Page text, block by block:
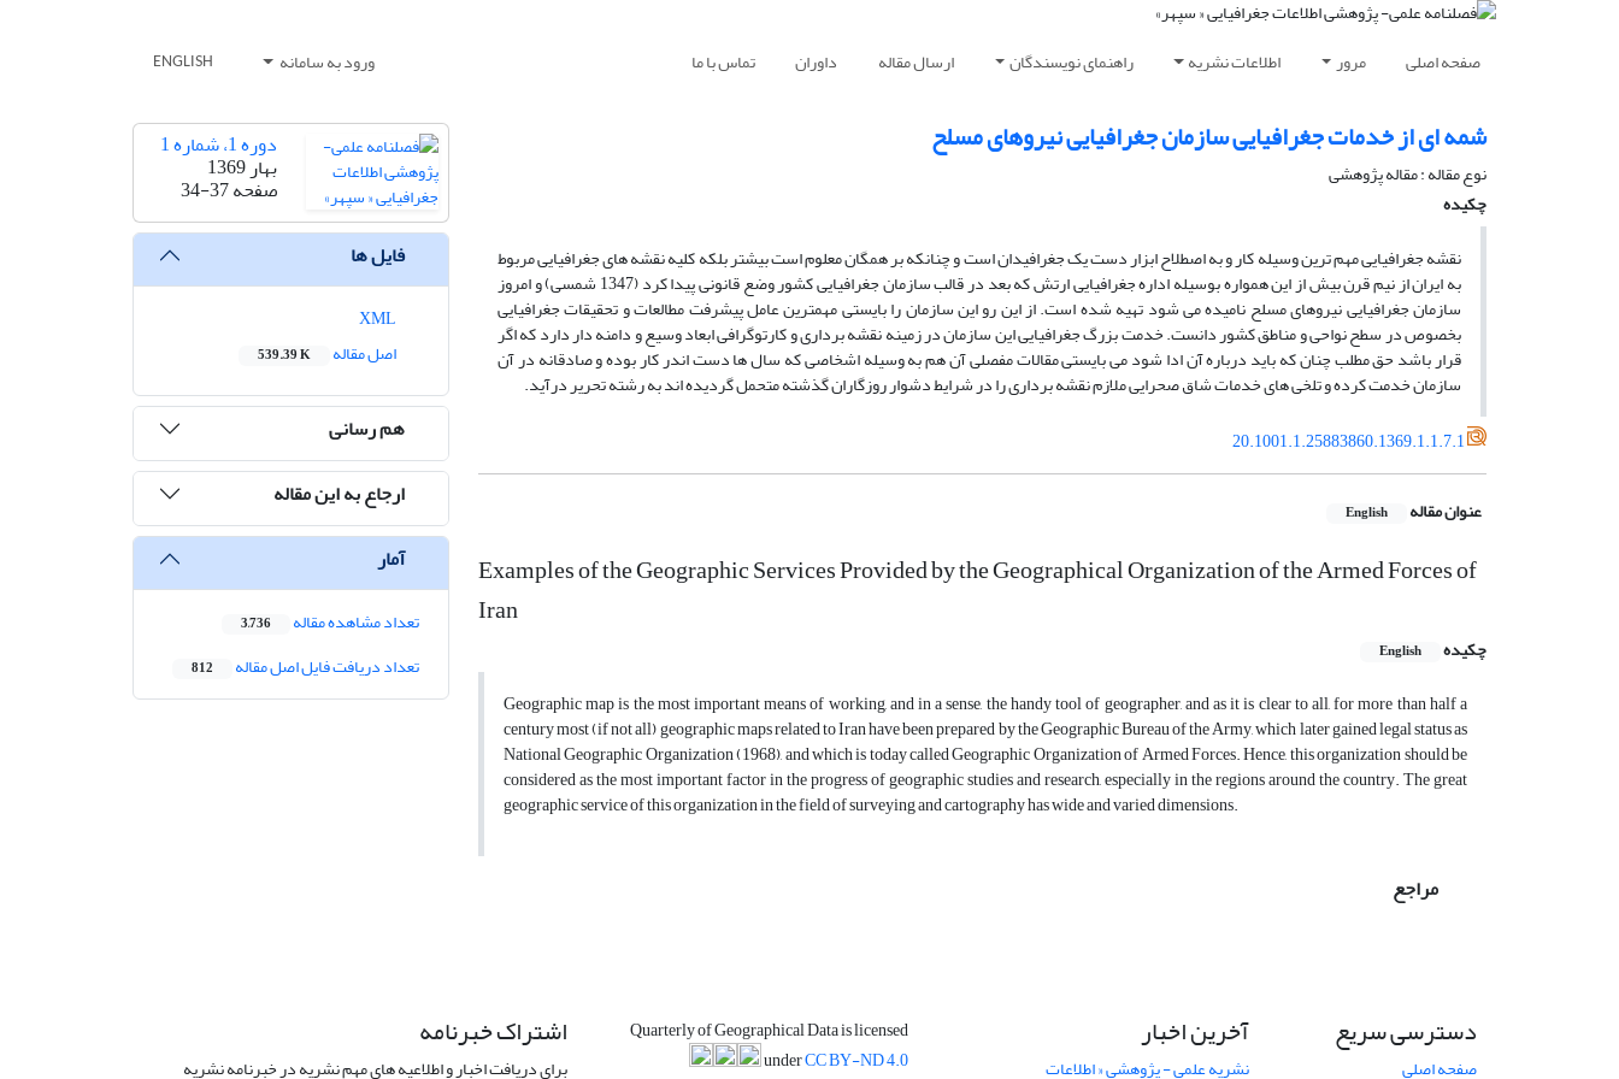
صفحه اصلی مرور اطلاعات نشریه راهنمای نویسندگان ارسال مقاله داوران تماس با ما ورود به سامانه ENGLISH
شمه ای از خدمات جغرافیایی سازمان جغرافیایی نیروهای مسلح
نوع مقاله : مقاله پژوهشی
چکیده
نقشه جغرافیایی مهم ترین وسیله کار و به اصطلاح ابزار دست یک جغرافیدان است و چنانکه بر همگان معلوم است بیشتر بلکه کلیه نقشه­ های جغرافیایی مربوط
به ایران از نیم قرن بیش از این همواره بوسیله اداره جغرافیایی ارتش که بعد در قالب سازمان جغرافیایی کشور وضع قانونی پیدا کرد (1347 شمسی) و امروز
سازمان جغرافیایی نیروهای مسلح نامیده می­ شود تهیه شده است. از این رو این سازمان را بایستی مهمترین عامل پیشرفت مطالعات و تحقیقات جغرافیایی
بخصوص در سطح نواحی و مناطق کشور دانست. خدمت بزرگ جغرافیایی این سازمان در زمینه نقشه ­برداری و کارتوگرافی ابعاد وسیع و دامنه­ دار دارد که اگر
قرار باشد حق مطلب چنان که باید درباره آن ادا شود می­ بایستی مقالات مفصلی آن هم به وسیله اشخاصی که سال ها دست اندر کار بوده و صادقانه در آن
سازمان خدمت کرده و تلخی­ های خدمات شاق صحرایی ملازم نقشه ­برداری را در شرایط دشوار روزگاران گذشته متحمل گردیده ­اند به رشته تحریر درآید.
20.1001.1.25883860.1369.1.1.7.1
عنوان مقاله English
Examples of the Geographic Services Provided by the Geographical Organization of the Armed Forces of
Iran
چکیده English
Geographic map is the most important means of working, and in a sense, the handy tool of geographer, and as it is clear to all, for more than half a
century most (if not all) geographic maps related to Iran have been prepared by the Geographic Bureau of the Army, which later gained legal status as
National Geographic Organization (1968), and which is today called Geographic Organization of Armed Forces. Hence, this organization should be
considered as the most important factor in the progress of geographic studies and research, especially in the regions around the country. The great
geographic service of this organization in the field of surveying and cartography has wide and varied dimensions.
مراجع
دوره 1، شماره 1
بهار 1369
صفحه34-37
فایل ها
اصل مقاله
539.39 K
هم رسانی
ارجاع به این مقاله
آمار
تعداد مشاهده مقاله 3,736
تعداد دریافت فایل اصل مقاله 812
دسترسی سریع
صفحه اصلی
آخرین اخبار
نشریه علمی - پژوهشی « اطلاعات
Quarterly of Geographical Data is licensed
underCC BY-ND 4.0
اشتراک خبرنامه
برای دریافت اخبار و اطلاعیه های مهم نشریه در خبرنامه نشریه